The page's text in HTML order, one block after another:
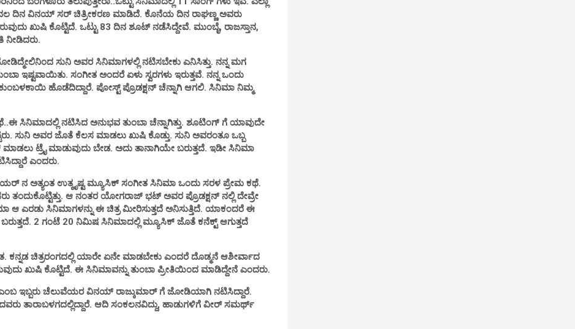
ದಿನ ವಿನಯ್ ಸರ್ ಚಿತ್ರೀಕರಣ ಮಾಡಿದೆ. ಕೊನೆಯ ದಿನ ರಾಘಣ್ಣ ಅವರು
ಖುಷಿ ಕೊಟ್ಟಿದೆ. ಒಟ್ಟು 83 ದಿನ ಶೂಟ್ ನಡೆಸಿದ್ದೇವೆ. ಮುಂಬೈ, ರಾಜಸ್ತಾನ,
ನೀಡಿದರು.
ಸುನಿ ಅವರ ಸಿನಿಮಾಗಳಲ್ಲಿ ನಟಿಸಬೇಕು ಎನಿಸಿತ್ತು. ನನ್ನ ಮಗ
ಇಷ್ಟವಾಯಿತು. ಸಂಗೀತ ಅಂದರೆ ಏಳು ಸ್ವರಗಳು ಇರುತ್ತವೆ. ನನ್ನ ಒಂದು
ಹೊಡೆದಿದ್ದಾರೆ. ಪೋಸ್ಟ್ ಪ್ರೊಡಕ್ಷನ್ ಚೆನ್ನಾಗಿ ಆಗಲಿ. ಸಿನಿಮಾ ನಿಮ್ಮ
ಸಿನಿಮಾದಲ್ಲಿ ನಟಿಸಿದ ಅನುಭವ ತುಂಬಾ ಚೆನ್ನಾಗಿತ್ತು. ಶೂಟಿಂಗ್ ಗೆ ಯಾವುದೇ
ಸುನಿ ಅವರ ಜೊತೆ ಕೆಲಸ ಮಾಡಲು ಖುಷಿ ಕೊಡ್ತು. ಸುನಿ ಅವರಂತೂ ಒಬ್ಬ
ಟ್ರೈ ಮಾಡುವುದು ಬೇಡ. ಅದು ತಾನಾಗಿಯೇ ಬರುತ್ತದೆ. ಇಡೀ ಸಿನಿಮಾ
ಎಂದರು.
ನ ಅತ್ಯಂತ ಉತ್ಕೃಷ್ಟ ಮ್ಯೂಸಿಕ್ ಸಂಗೀತ ಸಿನಿಮಾ ಒಂದು ಸರಳ ಪ್ರೇಮ ಕಥೆ.
ತಂದುಕೊಟ್ಟಿತ್ತು. ಆ ನಂತರ ಯೋಗರಾಜ್ ಭಟ್ ಅವರ ಪ್ರೊಡಕ್ಷನ್ ನಲ್ಲಿ ದೇವ್ರೇ
ಆ ಎರಡು ಸಿನಿಮಾಗಳನ್ನು ಈ ಚಿತ್ರ ಮೀರಿಸುತ್ತದೆ ಅನಿಸುತ್ತಿದೆ. ಯಾಕಂದರೆ ಈ
2 ಗಂಟೆ 20 ನಿಮಿಷ ಸಿನಿಮಾದಲ್ಲಿ ಮ್ಯೂಸಿಕ್ ಜೊತೆ ಕನೆಕ್ಟ್ ಆಗುತ್ತದೆ
ಚಿತ್ರರಂಗದಲ್ಲಿ ಯಾರೇ ಏನೇ ಮಾಡಬೇಕು ಎಂದರೆ ದೊಡ್ಮನೆ ಆಶೀರ್ವಾದ
ಖುಷಿ ಕೊಟ್ಟಿದೆ. ಈ ಸಿನಿಮಾವನ್ನು ತುಂಬಾ ಪ್ರೀತಿಯಿಂದ ಮಾಡಿದ್ದೇನೆ ಎಂದರು.
ಎಂಬ ಇಬ್ಬರು ಚೆಲುವೆಯರ ವಿನಯ್ ರಾಜ್ಕುಮಾರ್ ಗೆ ಜೋಡಿಯಾಗಿ ನಟಿಸಿದ್ದಾರೆ.
ತಾರಾಬಳಗದಲ್ಲಿದ್ದಾರೆ. ಆದಿ ಸಂಕಲನವಿದ್ದು, ಹಾಡುಗಳಿಗೆ ವೀರ್ ಸಮರ್ಥ್